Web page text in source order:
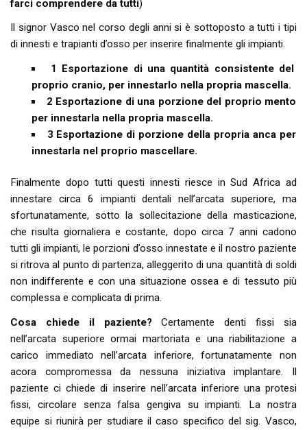
farci comprendere da tutti)
Il signor Vasco nel corso degli anni si è sottoposto a tutti i tipi
di innesti e trapianti d’osso per inserire finalmente gli impianti.
1 Esportazione di una quantità consistente del
proprio cranio, per innestarlo nella propria mascella.
2 Esportazione di una porzione del proprio mento
per innestarla nella propria mascella.
3 Esportazione di porzione della propria anca per
innestarla nel proprio mascellare.
Finalmente dopo tutti questi innesti riesce in Sud Africa ad
innestare circa 6 impianti dentali nell’arcata superiore, ma
sfortunatamente, sotto la sollecitazione della masticazione,
che risulta giornaliera e costante, dopo circa 7 anni cadono
tutti gli impianti, le porzioni d’osso innestate e il nostro paziente
si ritrova al punto di partenza, alleggerito di una quantità di soldi
non indifferente e con una situazione ossea e di tessuto più
complessa e complicata di prima.
Cosa chiede il paziente? Certamente denti fissi sia
nell’arcata superiore ormai martoriata e una riabilitazione a
carico immediato nell’arcata inferiore, fortunatamente non
acora compromessa da nessuna iniziativa implantare. Il
paziente ci chiede di inserire nell’arcata inferiore una protesi
fissi, circolare senza falsa gengiva su impianti. La nostra
equipe si riunirà per studiare il caso specifico del sig. Vasco,